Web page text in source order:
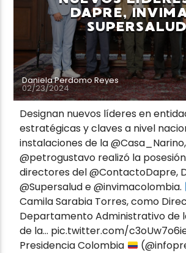
DAPRE,
Daniela Perdomo Reyes
02/23/2024
Designan nuevos líderes en
estratégicas y claves a nivel
instalaciones de la
@petrogustavo realizó la
directores del @ContactoDapre,
@Supersalud e @invimacolombia.
Camila Sarabia Torres, como
Departamento Administrativo de
de la… pic.twitter.com/
Presidencia Colombia